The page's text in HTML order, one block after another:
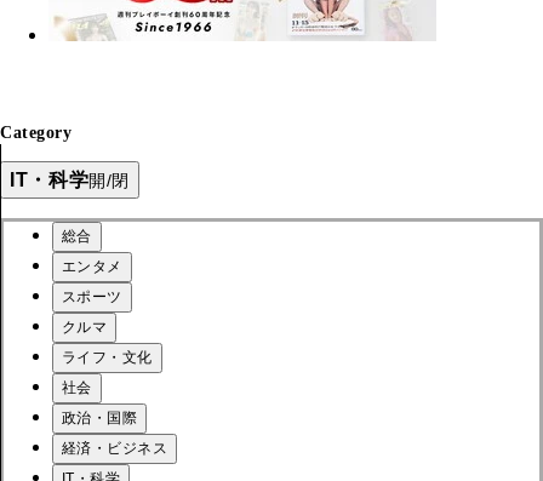
Category
IT・科学開/閉
総合
エンタメ
スポーツ
クルマ
ライフ・文化
社会
政治・国際
経済・ビジネス